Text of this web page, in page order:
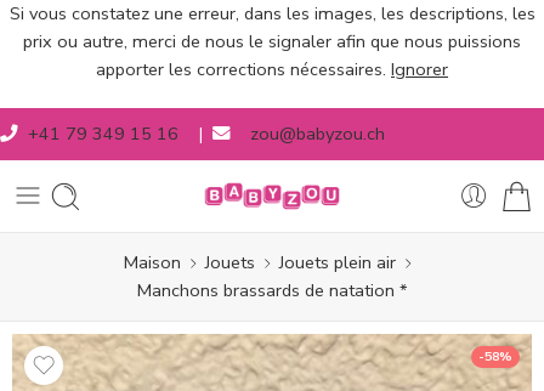
Si vous constatez une erreur, dans les images, les descriptions, les
prix ou autre, merci de nous le signaler afin que nous puissions
apporter les corrections nécessaires. Ignorer
+41 79 349 15 16 | zou@babyzou.ch
Maison Jouets
Jouets plein air
Manchons brassards de natation *
-58%